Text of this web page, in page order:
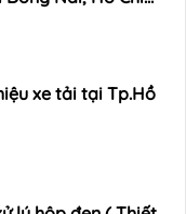
xe tải tại Tp.Hồ